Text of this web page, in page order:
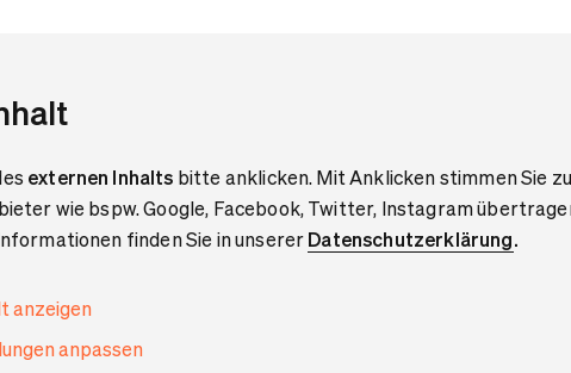
externen Inhalts bitte anklicken. Mit Anklicken stimmen Sie
wie bspw. Google, Facebook, Twitter, Instagram
finden Sie in unsererDatenschutzerklärung.
anzeigen
anpassen